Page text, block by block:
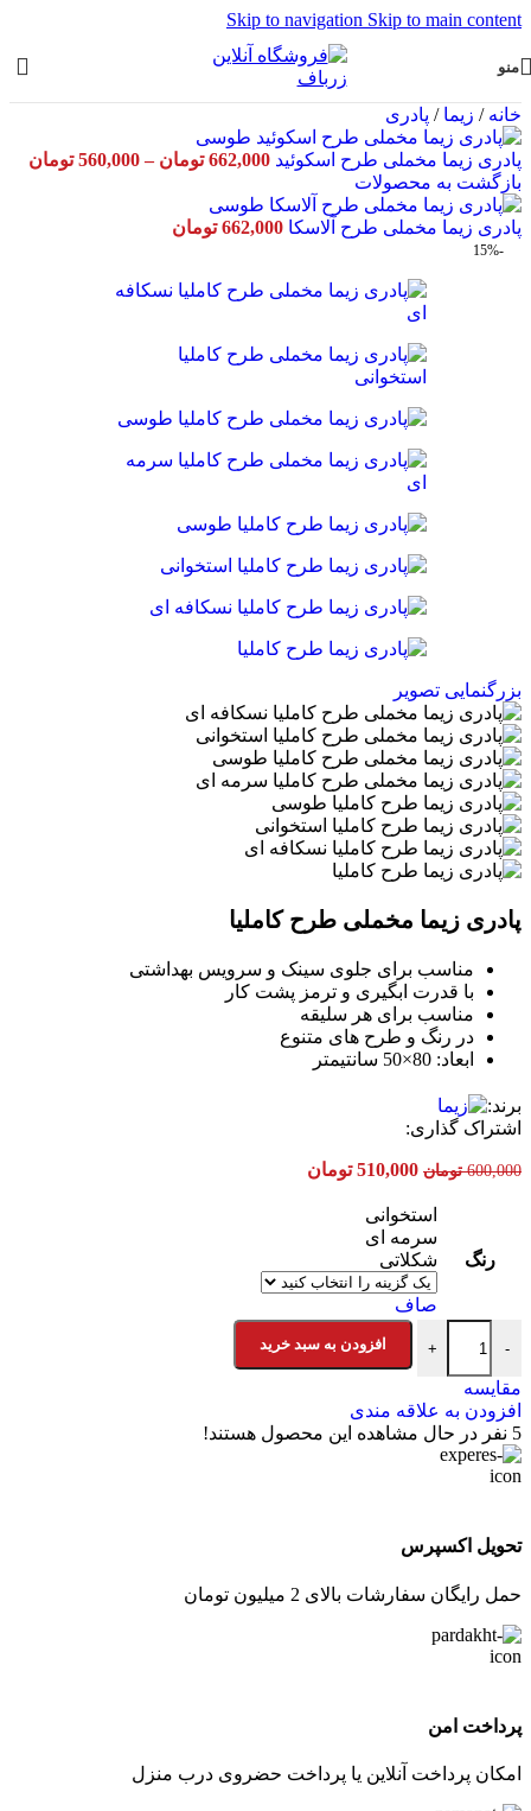
Skip to navigation Skip to main content
منو
خانه/ زیما/ پادری
پادری زیما مخملی طرح اسکوئید 662,000 تومان –
560,000 تومان
بازگشت به محصولات
پادری زیما مخملی طرح آلاسکا 662,000 تومان
-15%
بزرگنمایی تصویر
پادری زیما مخملی طرح کاملیا
مناسب برای جلوی سینک و سرویس بهداشتی
با قدرت ابگیری و ترمز پشت کار
مناسب برای هر سلیقه
در رنگ و طرح های متنوع
ابعاد: 80×50 سانتیمتر
برند:
اشتراک گذاری:
600,000 تومان قیمت
بود.
510,000 تومان
رنگ
استخوانی
سرمه ای
شکلاتی
صاف
-
پادری زیما مخملی طرح کاملیا عدد
+ افزودن به سبد خرید
مقایسه
افزودن به علاقه مندی
5 نفر در حال مشاهده این محصول هستند!
تحویل اکسپرس
حمل رایگان سفارشات بالای 2 میلیون تومان
پرداخت امن
امکان پرداخت آنلاین یا پرداخت حضروی درب منزل